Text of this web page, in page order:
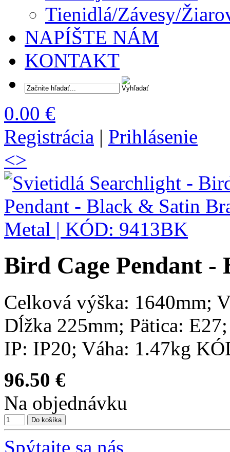
Tienidlá/Závesy/
NAPÍŠTE NÁM
KONTAKT
0.00 €
Registrácia | Prihlásenie
<>
Bird Cage Pendant -
Celková výška: 1640mm;
Dĺžka 225mm; Pätica:
IP: IP20; Váha: 1.47kg
96.50 €
Na objednávku
Spýtajte sa nás